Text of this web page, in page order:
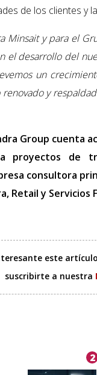
de los clientes y
Minsait y para el
el desarrollo del
un
y
Group cuenta
proyectos de
consultora
Retail y Servicios
este
suscribirte a nuestra
2